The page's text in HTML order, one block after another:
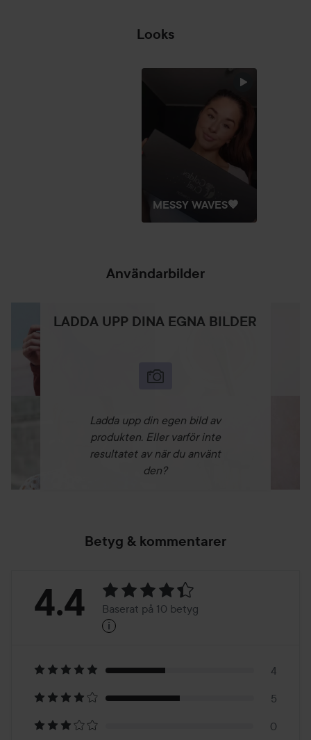
Looks
MESSY WAVES🤎
Användarbilder
LADDA UPP DINA EGNA BILDER
Ladda upp din egen bild av
produkten. Eller varför inte
resultatet av när du använt
den?
Betyg & kommentarer
Betyg:
Baserat
på
10
4.4 Baserat på 10 betyg
i
4
5
0